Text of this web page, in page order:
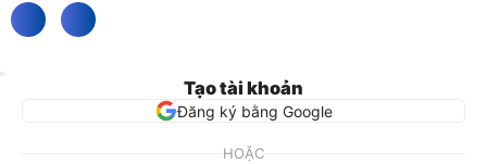
Tạo tài khoản
Đăng ký bằng Google
HOẶC